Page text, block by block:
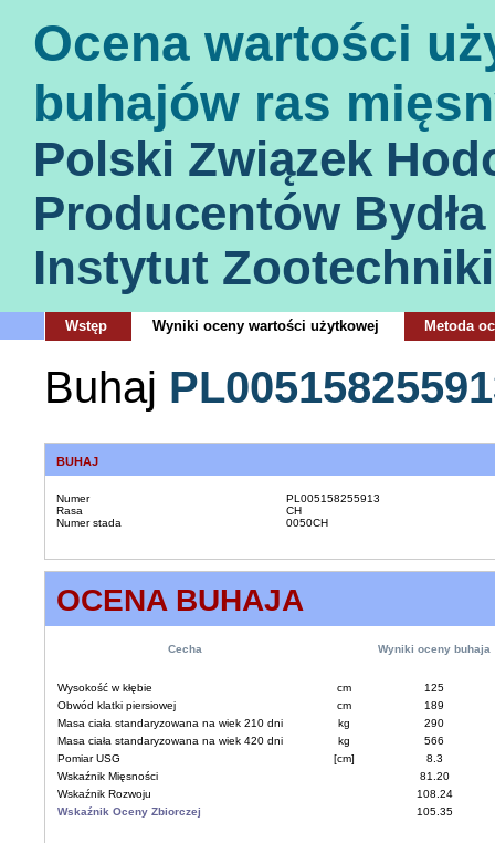
Ocena wartości
buhajów ras
Polski Związek
Producentów
Instytut
Wstęp Wyniki oceny wartości użytkowej Metoda
Buhaj
BUHAJ
Numer
PL005158255913
Rasa
CH
Numer stada
0050CH
OCENA BUHAJA
Cecha Wyniki oceny buhaja
Wysokość w kłębie cm
125
Obwód klatki piersiowej
cm
189
Masa ciała standaryzowana na wiek 210 dni
kg
290
Masa ciała standaryzowana na wiek 420 dni
kg
566
Pomiar USG
[cm]
8.3
Wskaźnik Mięsności
81.20
Wskaźnik Rozwoju
108.24
Wskaźnik Oceny Zbiorczej
105.35